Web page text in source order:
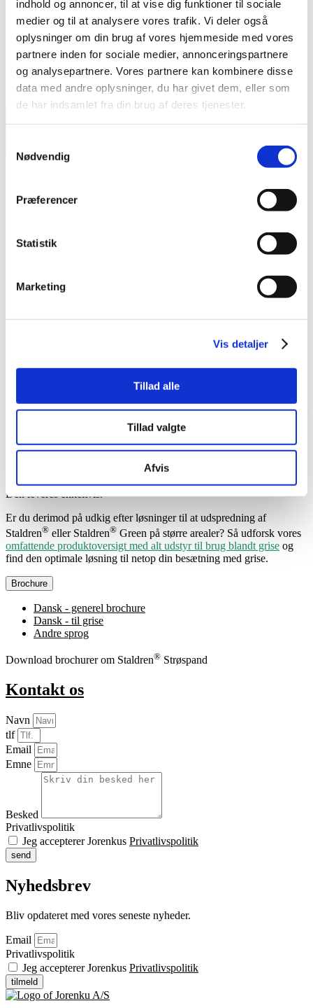
indhold og annoncer, til at vise dig funktioner til sociale
medier og til at analysere vores trafik. Vi deler også
oplysninger om din brug af vores hjemmeside med vores
partnere inden for sociale medier, annonceringspartnere
og analysepartnere. Vores partnere kan kombinere disse
data med andre oplysninger, du har givet dem, eller som
de har indsamlet fra din brug af deres tjenester.
Jorenku's cookiepolitik
Nødvendig
Præferencer
Statistik
Marketing
Vis detaljer
Tillad alle
Tillad valgte
Afvis
Ofte stillede spørgsmål
Samfundsansvar (CSR)
ISO 22000-certificering
Download
Forside›Produkter›Grise›Udstyr til grise›Staldren® Strøspand
til grise
Denne spand har en kapacitet på ca. 5 kg Staldren eller Staldren ®
spanden efterfølgende drejes fra side til side, opnår man en jævn
I videoen nedenfor kan man se en visuel demonstration af, hvordan
kvægstald. Man kan se, hvordan den nemme aktivering af dysserne i
bunden af spanden og den nøjagtige dosering ved at dreje spanden
Den leveres enkeltvis.
Er du derimod på udkig efter løsninger til at udspredning af
Staldren® eller Staldren® Green på større arealer? Så udforsk vores
omfattende produktoversigt med alt udstyr til brug blandt grise og
find den optimale løsning til netop din besætning med grise.
Brochure
Dansk - generel brochure
Dansk - til grise
Andre sprog
Download brochurer om Staldren® Strøspand
Kontakt os
Navn
tlf
Email
Emne
Besked
Privatlivspolitik
Jeg accepterer Jorenkus Privatlivspolitik
send
Nyhedsbrev
Bliv opdateret med vores seneste nyheder.
Email
Privatlivspolitik
Jeg accepterer Jorenkus Privatlivspolitik
tilmeld